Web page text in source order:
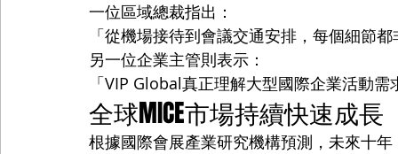
一位區域總裁指出：
「從機場接待到會議交通安排，每個細節
另一位企業主管則表示：
「VIP Global真正理解大型國際企業活動
全球MICE市場持續快速成長
根據國際會展產業研究機構預測，未來十年